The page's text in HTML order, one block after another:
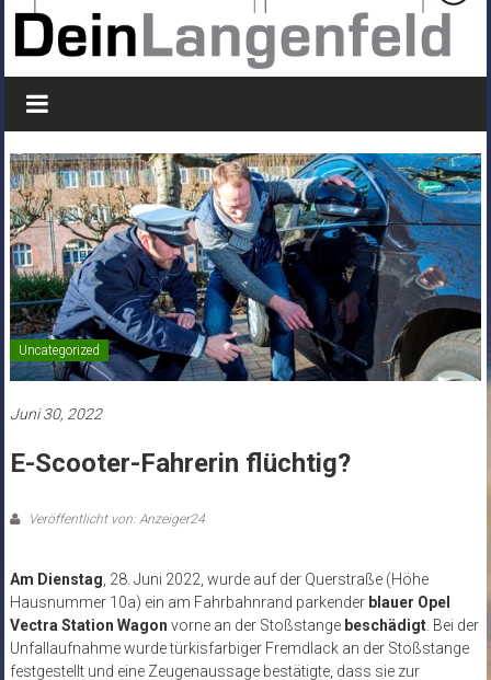
Uncategorized
Juni 30, 2022
E-Scooter-Fahrerin flüchtig?
Veröffentlicht von: Anzeiger24
Am Dienstag , 28. Juni 2022, wurde auf der Querstraße (Höhe
Hausnummer 10a) ein am Fahrbahnrand parkender blauer Opel
Vectra Station Wagon vorne an der Stoßstange beschädigt. Bei der
Unfallaufnahme wurde türkisfarbiger Fremdlack an der Stoßstange
festgestellt und eine Zeugenaussage bestätigte, dass sie zur